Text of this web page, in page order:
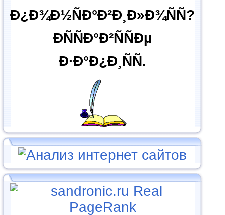
Ð¿Ð¾Ð½ÑÐ°Ð²Ð¸Ð»Ð¾ÑÑ?
ÐÑÑÐ°Ð²ÑÑÐµ
Ð·Ð°Ð¿Ð¸ÑÑ.